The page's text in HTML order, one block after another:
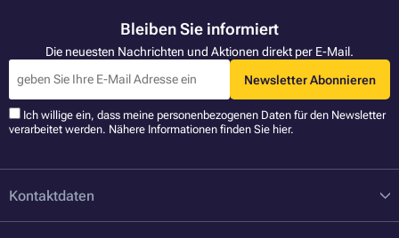
Bleiben Sie informiert
Die neuesten Nachrichten und Aktionen direkt per E-Mail.
Newsletter Abonnieren
Ich willige ein, dass meine personenbezogenen Daten für den Newsletter
verarbeitet werden. Nähere Informationen finden Sie hier.
Kontaktdaten